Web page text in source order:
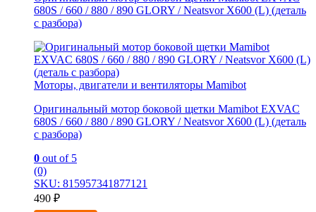
680S / 660 / 880 / 890 GLORY / Neatsvor X600 (L) (деталь
с разбора)
Моторы, двигатели и вентиляторы Mamibot
Оригинальный мотор боковой щетки Mamibot EXVAC
680S / 660 / 880 / 890 GLORY / Neatsvor X600 (L) (деталь
с разбора)
0 out of 5
(0)
SKU: 815957341877121
490 ₽